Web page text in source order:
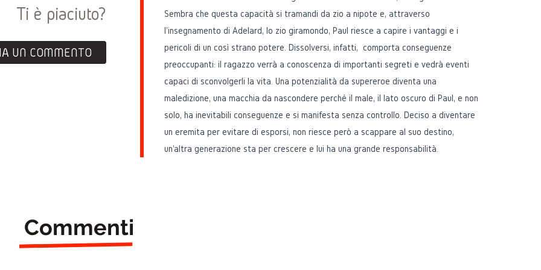
Ti è piaciuto?
UN COMMENTO
Sembra che questa capacità si tramandi da zio a nipote e, attraverso
l'insegnamento di Adelard, lo zio giramondo, Paul riesce a capire i vantaggi e i
pericoli di un così strano potere. Dissolversi, infatti, comporta conseguenze
preoccupanti: il ragazzo verrà a conoscenza di importanti segreti e vedrà eventi
capaci di sconvolgerli la vita. Una potenzialità da supereroe diventa una
maledizione, una macchia da nascondere perché il male, il lato oscuro di Paul, e non
solo, ha inevitabili conseguenze e si manifesta senza controllo. Deciso a diventare
un eremita per evitare di esporsi, non riesce però a scappare al suo destino,
un'altra generazione sta per crescere e lui ha una grande responsabilità.
Commenti